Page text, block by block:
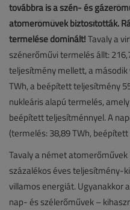
továbbra is a szén- és
atomerőművek biztosították.
termelése dominált!Tavaly a
szénerőművi termelés állt:
teljesítmény mellett, a
TWh, a beépített teljesítmény
nukleáris alapú termelés,
beépített teljesítménnyel. A
(termelés: 38,89 TWh,
Tavaly a német
százalékos éves teljesítmény-
villamos energiát. Ugyanakkor
nap- és szélerőművek –